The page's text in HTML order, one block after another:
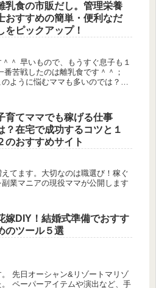
乳食の市販だし。管理栄養
おすすめの簡単・便利なだ
をピックアップ！
＾ 早いもので、もうすぐ息子も１
苦戦したのは離乳食です＾＾；
ように悩むママも多いのでは？と
育てママでも稼げる仕事
？在宅で成功するコツと１
のおすすめサイト
てます。大切なのは職選び！稼ぐ
業マニアの現役ママが公開します
嫁DIY！結婚式準備でおすす
のツール５選
先日オーシャン&リゾートマリゾ
ペーパーアイテムや演出など、手